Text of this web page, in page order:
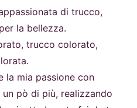
di trucco,
la bellezza.
trucco colorato,
la mia passione con
pò di più, realizzando